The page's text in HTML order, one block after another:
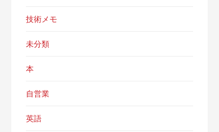
技術メモ
未分類
本
自営業
英語